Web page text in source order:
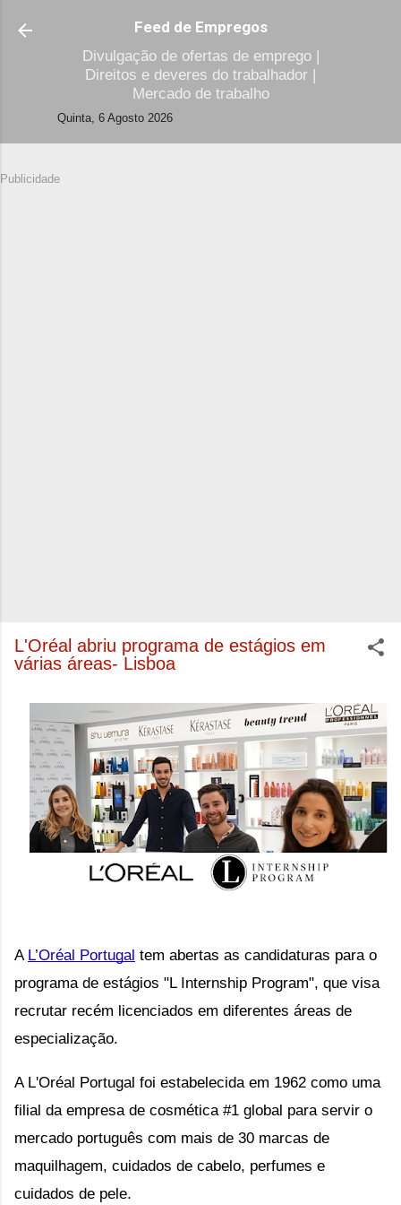
Avançar para o conteúdo principal
Feed de Empregos
Divulgação de ofertas de emprego |
Direitos e deveres do trabalhador |
Mercado de trabalho
Quinta, 6 Agosto 2026
Publicidade
L'Oréal abriu programa de estágios em
várias áreas- Lisboa
A L’Oréal Portugal tem abertas as candidaturas para o
programa de estágios "L Internship Program", que visa
recrutar recém licenciados em diferentes áreas de
especialização.
A L'Oréal Portugal foi estabelecida em 1962 como uma
filial da empresa de cosmética #1 global para servir o
mercado português com mais de 30 marcas de
maquilhagem, cuidados de cabelo, perfumes e
cuidados de pele.